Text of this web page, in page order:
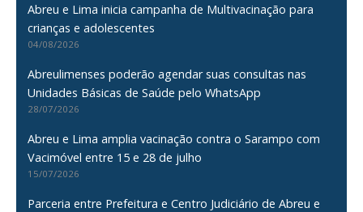
Abreu e Lima inicia campanha de Multivacinação para
crianças e adolescentes
04/08/2026
Abreulimenses poderão agendar suas consultas nas
Unidades Básicas de Saúde pelo WhatsApp
28/07/2026
Abreu e Lima amplia vacinação contra o Sarampo com
Vacimóvel entre 15 e 28 de julho
15/07/2026
Parceria entre Prefeitura e Centro Judiciário de Abreu e